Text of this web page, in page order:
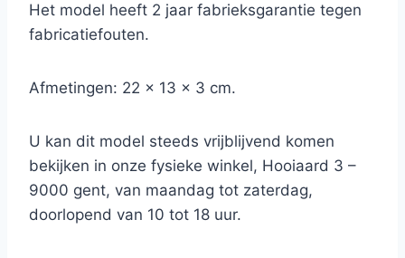
Het model heeft 2 jaar fabrieksgarantie tegen
fabricatiefouten.
Afmetingen: 22 x 13 x 3 cm.
U kan dit model steeds vrijblijvend komen
bekijken in onze fysieke winkel, Hooiaard 3 –
9000 gent, van maandag tot zaterdag,
doorlopend van 10 tot 18 uur.